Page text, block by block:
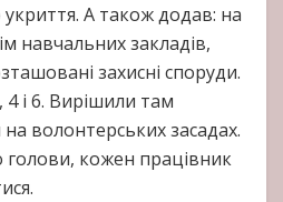
укриття. А також додав: на
навчальних закладів,
захисні споруди.
4 і 6. Вирішили там
волонтерських засадах.
голови, кожен працівник